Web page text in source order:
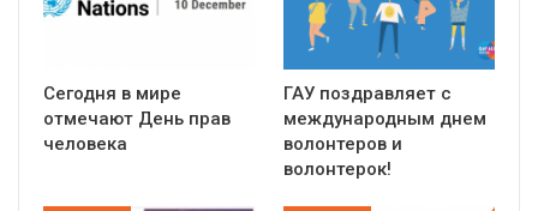
Сегодня в мире
отмечают День прав
человека
ГАУ поздравляет с
международным днем
волонтеров и
волонтерок!